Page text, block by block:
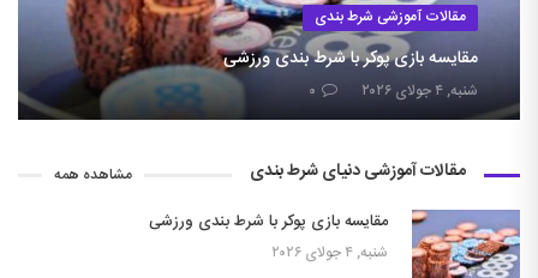
مقالات آموزشی شرط بندی
مقایسه بازی پوکر با شرط بندی ورزشی
شنبه, ۴ جولای ۲۰۲۶ ۰
مقالات آموزشی دنیای شرط بندی مشاهده همه
مقایسه بازی پوکر با شرط بندی ورزشی
شنبه, ۴ جولای ۲۰۲۶